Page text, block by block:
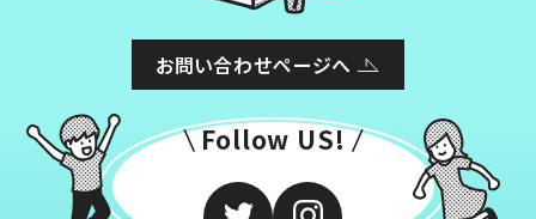
お問い合わせページへ
Follow US!